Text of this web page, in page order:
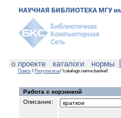
о проекте каталоги нормы
Поиск / Результаты/ !catalogs.name.basket!
Работа с корзинкой
Описание: